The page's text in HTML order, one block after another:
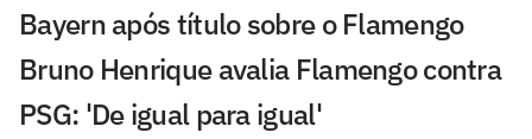
Bayern após título sobre o Flamengo
Bruno Henrique avalia Flamengo contra
PSG: 'De igual para igual'